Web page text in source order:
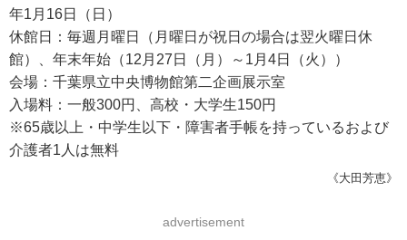
年1月16日（日）
休館日：毎週月曜日（月曜日が祝日の場合は翌火曜日休
館）、年末年始（12月27日（月）～1月4日（火））
会場：千葉県立中央博物館第二企画展示室
入場料：一般300円、高校・大学生150円
※65歳以上・中学生以下・障害者手帳を持っているおよび
介護者1人は無料
《大田芳恵》
advertisement